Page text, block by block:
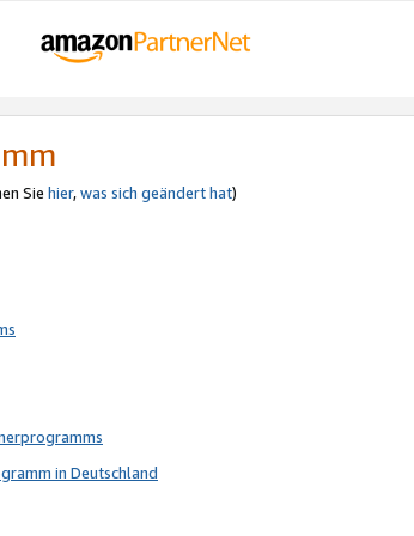
Sie hier,was sich geändert hat)
in Deutschland